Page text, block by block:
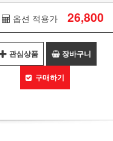
옵션 적용가 26,800
관심상품 장바구니
구매하기